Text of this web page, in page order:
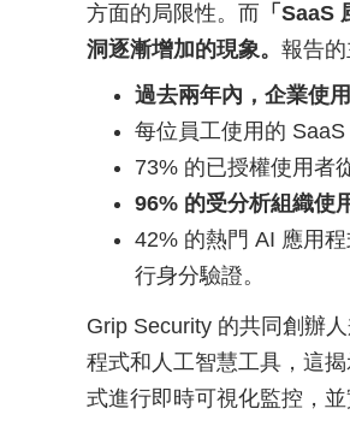
方面的局限性。而 「
洞逐漸增加的現象。 報告的
過去兩年內，企業使
每位員工使用的
73% 的已授權使用者
96% 的受分析組織使
42% 的熱門 AI 應用
行身分驗證。
Grip Security 的共同創辦
程式和人工智慧工具，這
式進行即時可視化監控，